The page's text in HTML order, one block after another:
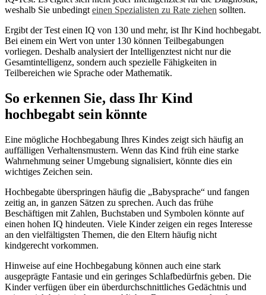
weshalb Sie unbedingteinen Spezialisten zu Rate ziehen sollten.
Ergibt der Test einen IQ von 130 und mehr, ist Ihr Kind hochbegabt.
Bei einem ein Wert von unter 130 können Teilbegabungen
vorliegen. Deshalb analysiert der Intelligenztest nicht nur die
Gesamtintelligenz, sondern auch spezielle Fähigkeiten in
Teilbereichen wie Sprache oder Mathematik.
So erkennen Sie, dass Ihr Kind
hochbegabt sein könnte
Eine mögliche Hochbegabung Ihres Kindes zeigt sich häufig an
auffälligen Verhaltensmustern. Wenn das Kind früh eine starke
Wahrnehmung seiner Umgebung signalisiert, könnte dies ein
wichtiges Zeichen sein.
Hochbegabte überspringen häufig die „Babysprache“ und fangen
zeitig an, in ganzen Sätzen zu sprechen. Auch das frühe
Beschäftigen mit Zahlen, Buchstaben und Symbolen könnte auf
einen hohen IQ hindeuten. Viele Kinder zeigen ein reges Interesse
an den vielfältigsten Themen, die den Eltern häufig nicht
kindgerecht vorkommen.
Hinweise auf eine Hochbegabung können auch eine stark
ausgeprägte Fantasie und ein geringes Schlafbedürfnis geben. Die
Kinder verfügen über ein überdurchschnittliches Gedächtnis und